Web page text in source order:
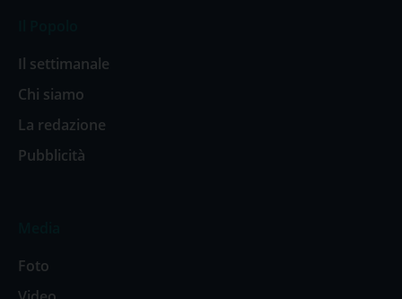
Il settimanale
Chi siamo
La redazione
Pubblicità
Foto